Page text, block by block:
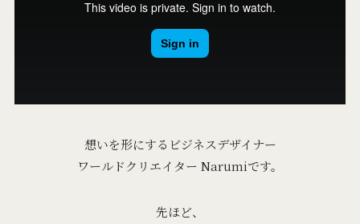
想いを形にするビジネスデザイナー
ワールドクリエイター Narumiです。
先ほど、